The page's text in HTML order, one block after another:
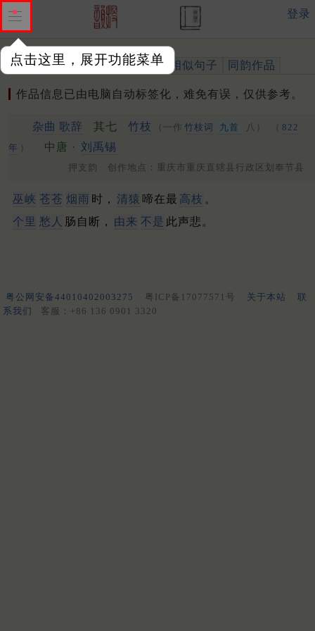
点击这里，展开功能菜单
登录
作品 标注四声 出处、引用 相似句子 同韵作品
作品信息已由电脑自动标签化，难免有误，仅供参考。
杂曲 歌辞 其七 竹枝 （一作 竹枝词 九首 八） （ 822
年 ） 中唐 · 刘禹锡
押支韵 创作地点：重庆市重庆直辖县行政区划奉节县
巫峡 苍苍 烟雨 时， 清猿 啼在最 高枝 。
个里 愁人 肠自断， 由来 不是 此声悲。
粤公网安备44010402003275 粤ICP备17077571号 关于本站
联
系我们
客服：+86 136 0901 3320